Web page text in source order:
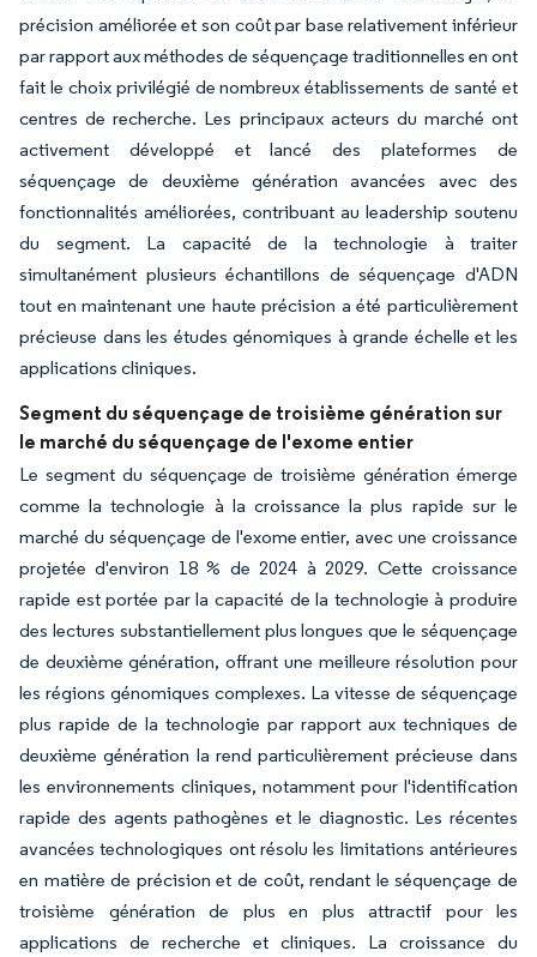
précision améliorée et son coût par base relativement inférieur
par rapport aux méthodes de séquençage traditionnelles en ont
fait le choix privilégié de nombreux établissements de santé et
centres de recherche. Les principaux acteurs du marché ont
activement développé et lancé des plateformes de
séquençage de deuxième génération avancées avec des
fonctionnalités améliorées, contribuant au leadership soutenu
du segment. La capacité de la technologie à traiter
simultanément plusieurs échantillons de séquençage d'ADN
tout en maintenant une haute précision a été particulièrement
précieuse dans les études génomiques à grande échelle et les
applications cliniques.
Segment du séquençage de troisième génération sur
le marché du séquençage de l'exome entier
Le segment du séquençage de troisième génération émerge
comme la technologie à la croissance la plus rapide sur le
marché du séquençage de l'exome entier, avec une croissance
projetée d'environ 18 % de 2024 à 2029. Cette croissance
rapide est portée par la capacité de la technologie à produire
des lectures substantiellement plus longues que le séquençage
de deuxième génération, offrant une meilleure résolution pour
les régions génomiques complexes. La vitesse de séquençage
plus rapide de la technologie par rapport aux techniques de
deuxième génération la rend particulièrement précieuse dans
les environnements cliniques, notamment pour l'identification
rapide des agents pathogènes et le diagnostic. Les récentes
avancées technologiques ont résolu les limitations antérieures
en matière de précision et de coût, rendant le séquençage de
troisième génération de plus en plus attractif pour les
applications de recherche et cliniques. La croissance du